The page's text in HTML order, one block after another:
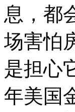
息，都
场害怕
是担心
年美国